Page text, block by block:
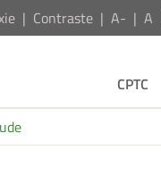
Contraste A- A
CPTC